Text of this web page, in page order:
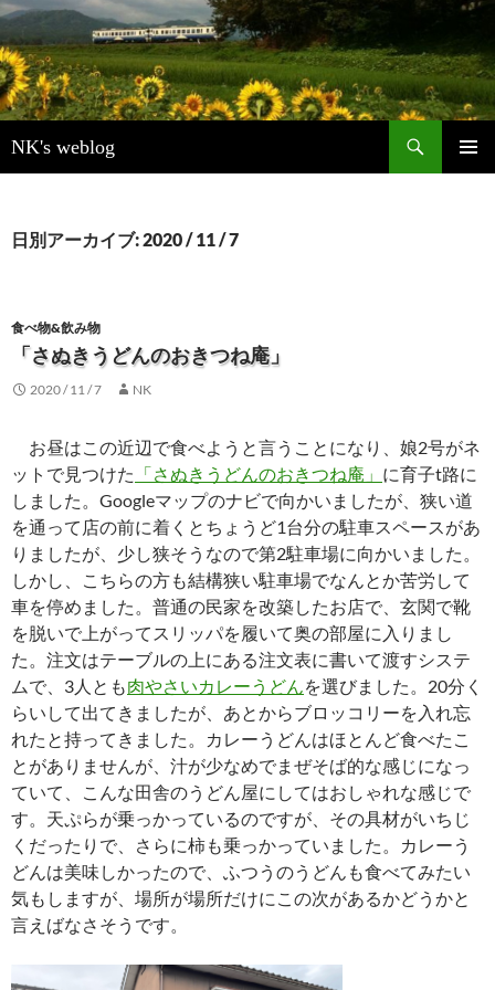
NK's weblog
索
ン
キ
ッ
日別アーカイブ: 2020 / 11 / 7
食べ物&飲み物
「さぬきうどんのおきつね庵」
2020 / 11 / 7 NK
お昼はこの近辺で食べようと言うことになり、娘2号がネ
ットで見つけた 「さぬきうどんのおきつね庵」 に育子t路に
しました。Googleマップのナビで向かいましたが、狭い道
を通って店の前に着くとちょうど1台分の駐車スペースがあ
りましたが、少し狭そうなので第2駐車場に向かいました。
しかし、こちらの方も結構狭い駐車場でなんとか苦労して
車を停めました。普通の民家を改築したお店で、玄関で靴
を脱いで上がってスリッパを履いて奥の部屋に入りまし
た。注文はテーブルの上にある注文表に書いて渡すシステ
ムで、3人とも肉やさいカレーうどんを選びました。20分く
らいして出てきましたが、あとからブロッコリーを入れ忘
れたと持ってきました。カレーうどんはほとんど食べたこ
とがありませんが、汁が少なめでまぜそば的な感じになっ
ていて、こんな田舎のうどん屋にしてはおしゃれな感じで
す。天ぷらが乗っかっているのですが、その具材がいちじ
くだったりで、さらに柿も乗っかっていました。カレーう
どんは美味しかったので、ふつうのうどんも食べてみたい
気もしますが、場所が場所だけにこの次があるかどうかと
言えばなさそうです。